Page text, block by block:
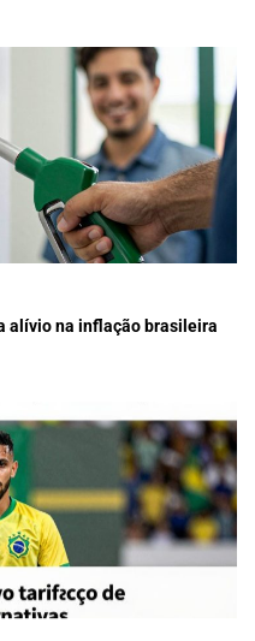
alívio na inflação brasileira